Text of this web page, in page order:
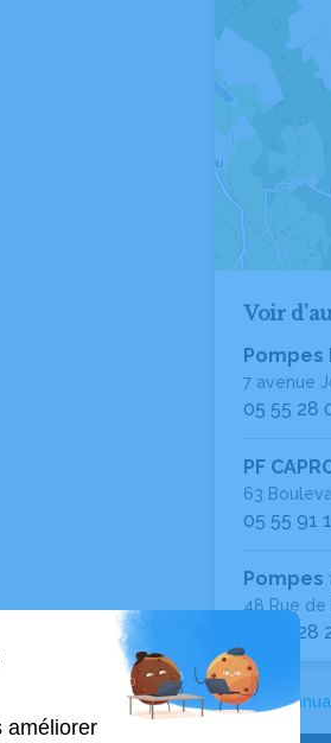
Voir
Pompes
7 avenue
05 55 28
PF
63
05 55 91
Pompes
48 Rue
05 55 28
Accueil